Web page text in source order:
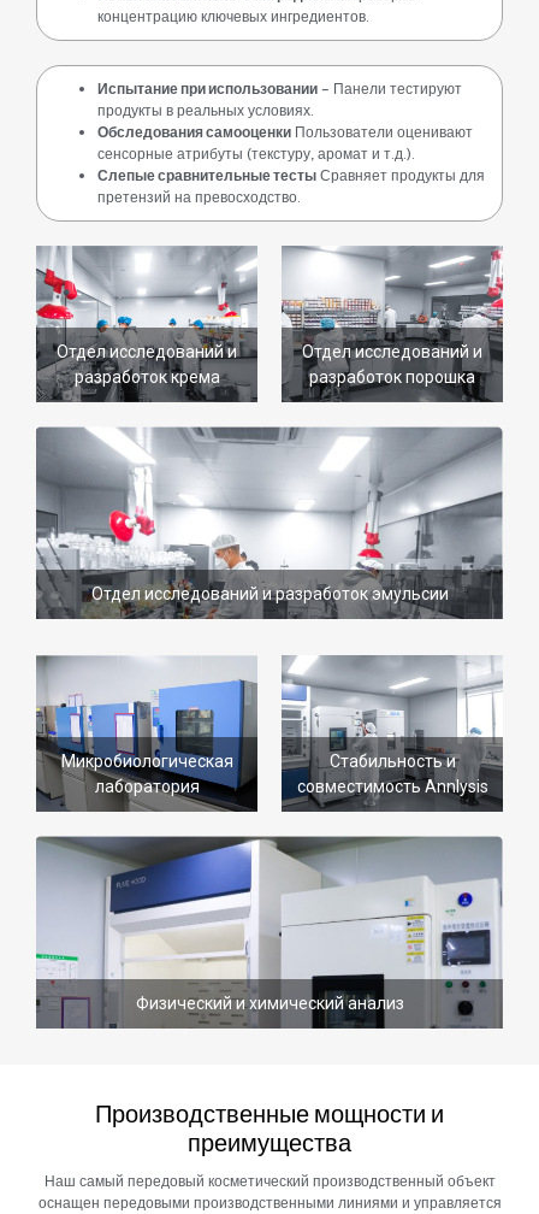
концентрацию ключевых ингредиентов.
Испытание при использовании – Панели тестируют
продукты в реальных условиях.
Обследования самооценки Пользователи оценивают
сенсорные атрибуты (текстуру, аромат и т.д.).
Слепые сравнительные тесты Сравняет продукты для
претензий на превосходство.
Отдел исследований и
разработок крема
Отдел исследований и
разработок порошка
Отдел исследований и разработок эмульсии
Микробиологическая
лаборатория
Стабильность и
совместимость Annlysis
Физический и химический анализ
Производственные мощности и
преимущества
Наш самый передовый косметический производственный объект
оснащен передовыми производственными линиями и управляется